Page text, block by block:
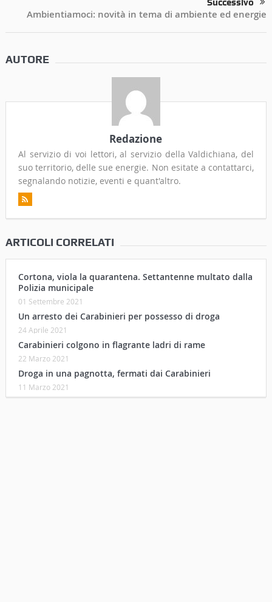
Successivo
Ambientiamoci: novità in tema di ambiente ed energie
AUTORE
Redazione
Al servizio di voi lettori, al servizio della Valdichiana, del
suo territorio, delle sue energie. Non esitate a contattarci,
segnalando notizie, eventi e quant'altro.
ARTICOLI CORRELATI
Cortona, viola la quarantena. Settantenne multato dalla
Polizia municipale
01 Settembre 2021
Un arresto dei Carabinieri per possesso di droga
24 Aprile 2021
Carabinieri colgono in flagrante ladri di rame
22 Marzo 2021
Droga in una pagnotta, fermati dai Carabinieri
11 Marzo 2021